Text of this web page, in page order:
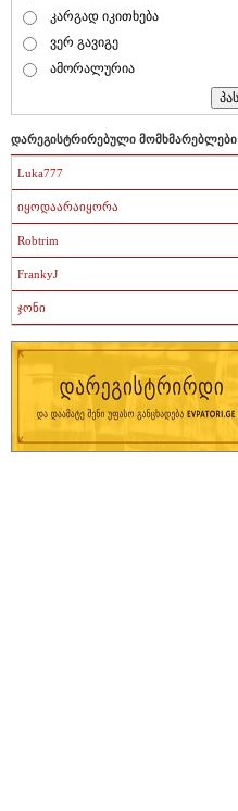
კარგად იკითხება
ვერ გავიგე
ამორალურია
დარეგისტრირებული მომხმარებლები
Luka777
იყოდაარაიყორა
Robtrim
FrankyJ
ჯონი